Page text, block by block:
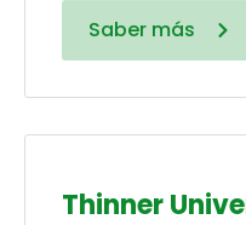
Saber más
Thinner